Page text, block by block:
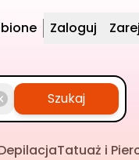
Zaloguj
Szukaj
Tatuaż i